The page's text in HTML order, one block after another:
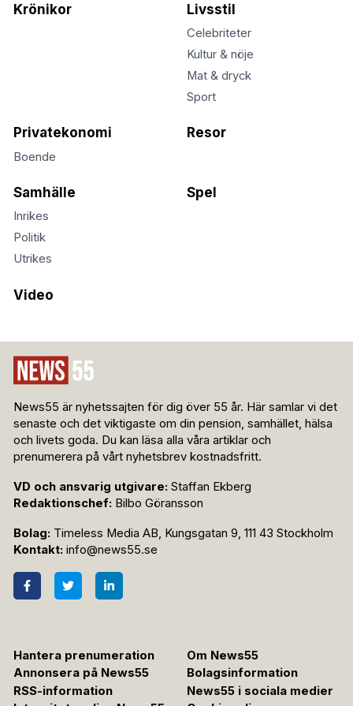
Krönikor Livsstil
Celebriteter
Kultur & nöje
Mat & dryck
Sport
Privatekonomi
Boende
Resor
Samhälle
Inrikes
Politik
Utrikes
Spel
Video
News55 är nyhetssajten för dig över 55 år. Här samlar vi det
senaste och det viktigaste om din pension, samhället, hälsa
och livets goda. Du kan läsa alla våra artiklar och
prenumerera på vårt nyhetsbrev kostnadsfritt.
VD och ansvarig utgivare: Staffan Ekberg
Redaktionschef: Bilbo Göransson
Bolag: Timeless Media AB, Kungsgatan 9, 111 43 Stockholm
Kontakt: info@news55.se
Hantera prenumeration
Om News55
Annonsera på News55
Bolagsinformation
RSS-information
News55 i sociala medier